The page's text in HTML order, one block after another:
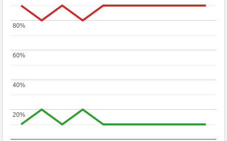
20%
20%
40%
40%
60%
60%
80%
80%